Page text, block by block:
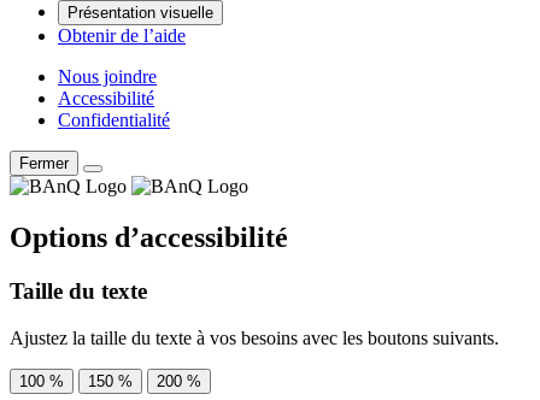
Présentation visuelle
Obtenir de l’aide
Nous joindre
Accessibilité
Confidentialité
Fermer
Options d’accessibilité
Taille du texte
Ajustez la taille du texte à vos besoins avec les boutons suivants.
100 % 150 % 200 %